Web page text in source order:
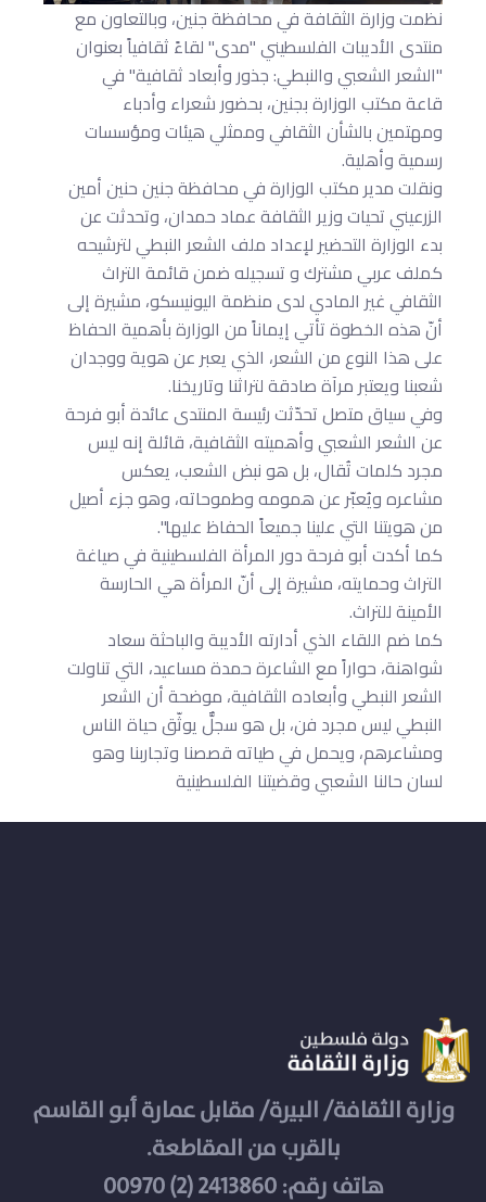
نظمت وزارة الثقافة في محافظة جنين، وبالتعاون مع
منتدى الأديبات الفلسطيني "مدى" لقاءً ثقافياً بعنوان
"الشعر الشعبي والنبطي: جذور وأبعاد ثقافية" في
قاعة مكتب الوزارة بجنين، بحضور شعراء وأدباء
ومهتمين بالشأن الثقافي وممثلي هيئات ومؤسسات
رسمية وأهلية.
ونقلت مدير مكتب الوزارة في محافظة جنين حنين أمين
الزرعيني تحيات وزير الثقافة عماد حمدان، وتحدثت عن
بدء الوزارة التحضير لإعداد ملف الشعر النبطي لترشيحه
كملف عربي مشترك و تسجيله ضمن قائمة التراث
الثقافي غير المادي لدى منظمة اليونيسكو، مشيرة إلى
أنّ هذه الخطوة تأتي إيماناً من الوزارة بأهمية الحفاظ
على هذا النوع من الشعر، الذي يعبر عن هوية ووجدان
شعبنا ويعتبر مرآة صادقة لتراثنا وتاريخنا.
وفي سياق متصل تحدّثت رئيسة المنتدى عائدة أبو فرحة
عن الشعر الشعبي وأهميته الثقافية، قائلة إنه ليس
مجرد كلمات تُقال، بل هو نبض الشعب، يعكس
مشاعره ويُعبّر عن همومه وطموحاته، وهو جزء أصيل
من هويتنا التي علينا جميعاً الحفاظ عليها".
كما أكدت أبو فرحة دور المرأة الفلسطينية في صياغة
التراث وحمايته، مشيرة إلى أنّ المرأة هي الحارسة
الأمينة للتراث.
كما ضم اللقاء الذي أدارته الأديبة والباحثة سعاد
شواهنة، حواراً مع الشاعرة حمدة مساعيد، التي تناولت
الشعر النبطي وأبعاده الثقافية، موضحة أن الشعر
النبطي ليس مجرد فن، بل هو سجلٌّ يوثّق حياة الناس
ومشاعرهم، ويحمل في طياته قصصنا وتجاربنا وهو
لسان حالنا الشعبي وقضيتنا الفلسطينية
وزارة الثقافة/ البيرة/ مقابل عمارة أبو القاسم
بالقرب من المقاطعة.
هاتف رقم: 2413860 (2) 00970